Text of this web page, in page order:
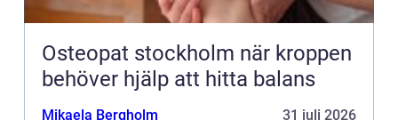
Osteopat stockholm när kroppen
behöver hjälp att hitta balans
Mikaela Bergholm 31 juli 2026